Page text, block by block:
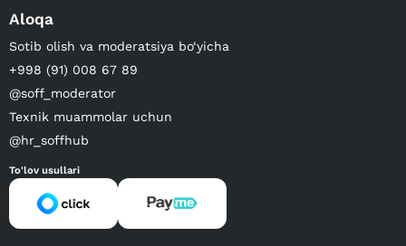
Aloqa
Sotib olish va moderatsiya bo‘yicha
+998 (91) 008 67 89
@soff_moderator
Texnik muammolar uchun
@hr_soffhub
To'lov usullari